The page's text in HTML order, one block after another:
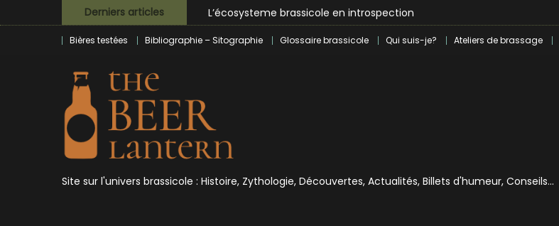
to
Derniers articles
L’écosysteme brassicole en introspection
Zoumaï : pionnier de la révolution craft à Marseille
L’intelligence artificielle dans le milieu brassicole
Bières testées Bibliographie – Sitographie Glossaire brassicole Qui suis-je? Ateliers de brassage
Site sur l'univers brassicole : Histoire, Zythologie, Découvertes, Actualités, Billets d'humeur, Conseils…